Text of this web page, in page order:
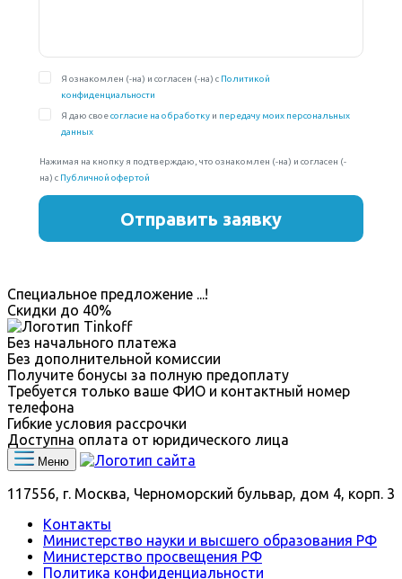
Специальное предложение
!
Скидки до 40%
Без начального платежа
Без дополнительной комиссии
Получите бонусы за полную предоплату
Требуется только ваше ФИО и контактный номер
телефона
Гибкие условия рассрочки
Доступна оплата от юридического лица
Меню
117556, г. Москва, Черноморский бульвар, дом 4, корп. 3
Контакты
Министерство науки и высшего образования РФ
Министерство просвещения РФ
Политика конфиденциальности